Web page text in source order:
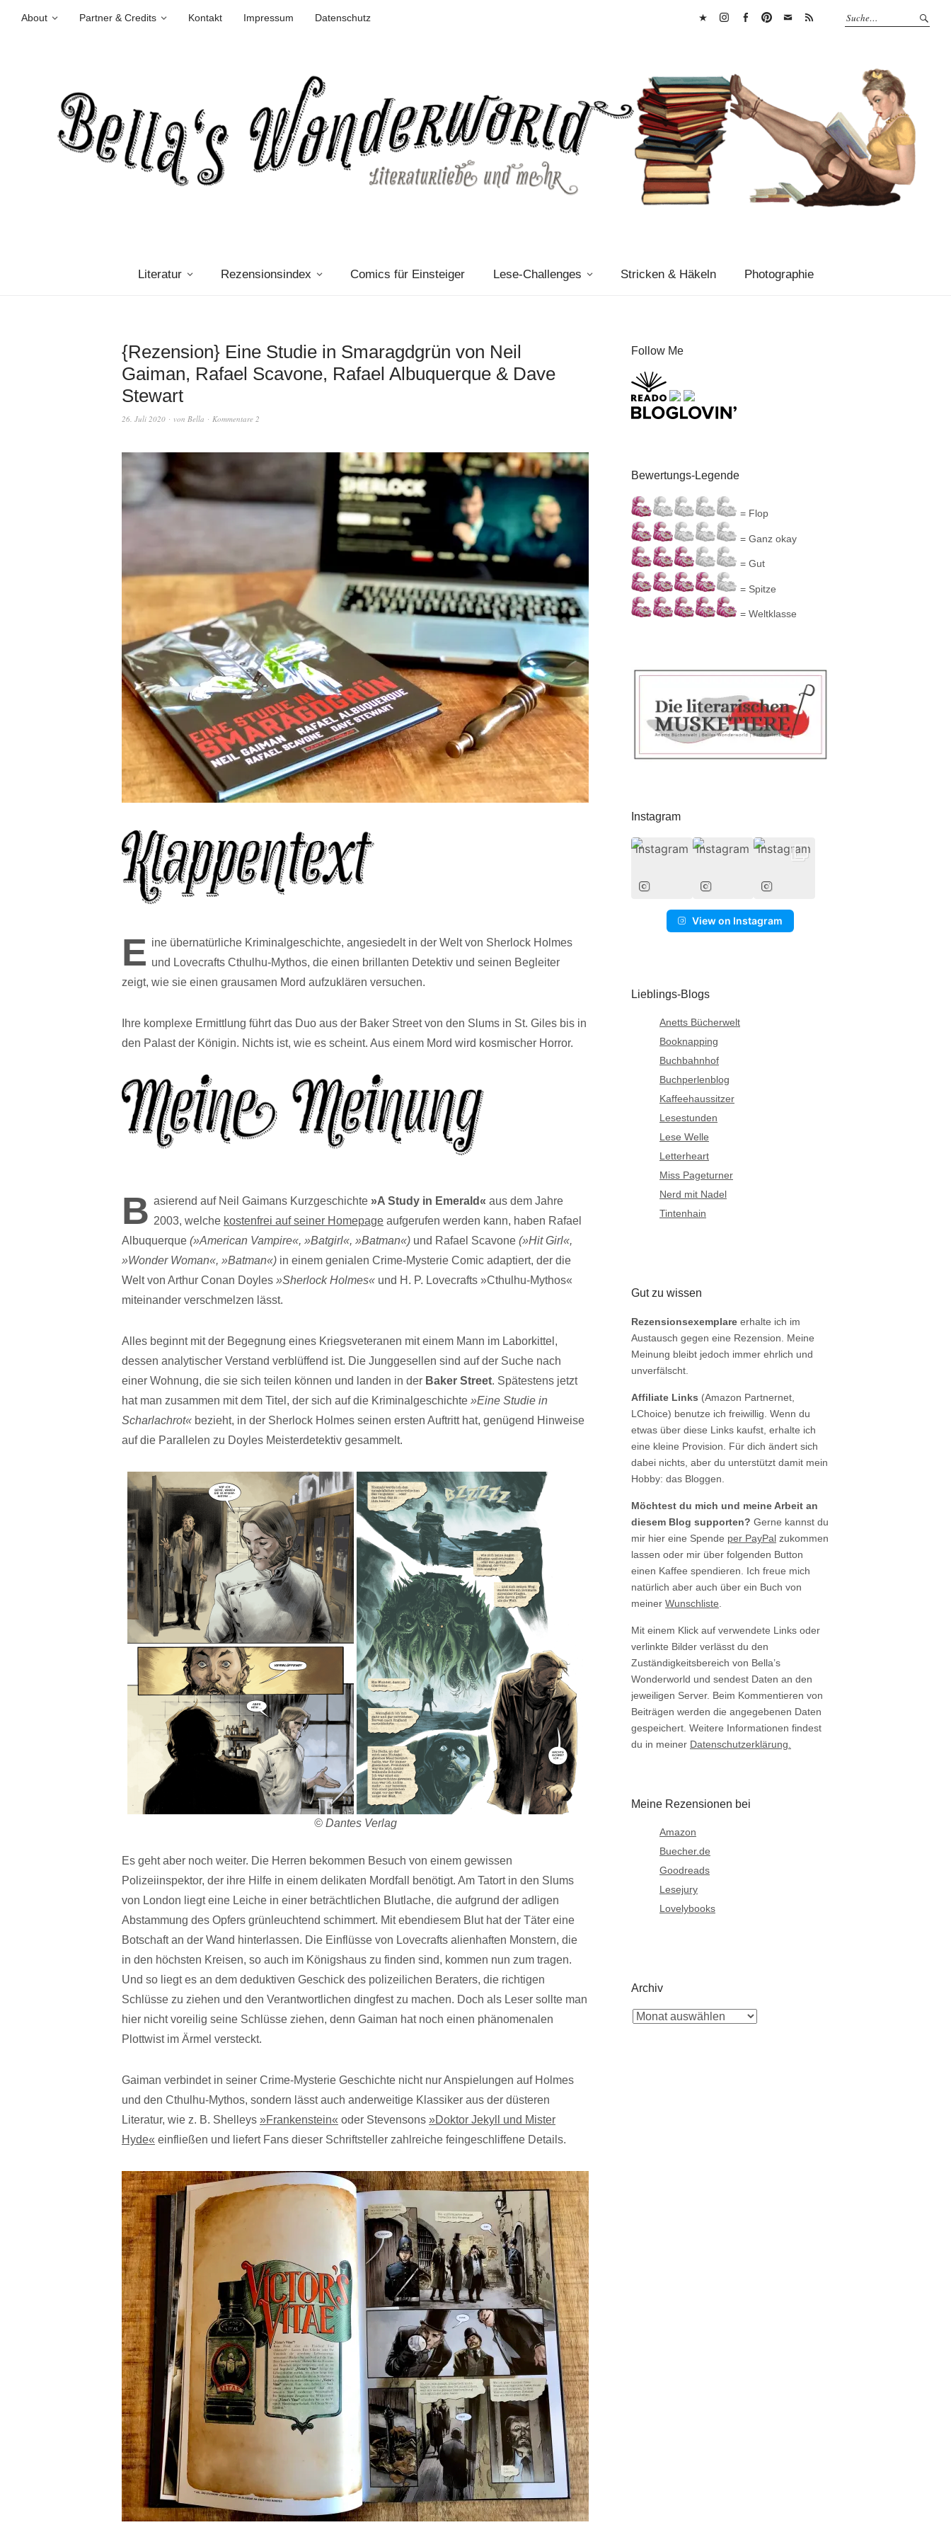
About Partner & Credits Kontakt Impressum
Datenschutz
Literatur Rezensionsindex Comics für Einsteiger Lese-Challenges Stricken & Häkeln Photographie
{Rezension} Eine Studie in Smaragdgrün von Neil
Gaiman, Rafael Scavone, Rafael Albuquerque & Dave
Stewart
26. Juli 2020 von Bella Kommentare 2
E ine übernatürliche Kriminalgeschichte, angesiedelt in der Welt von Sherlock Holmes
und Lovecrafts Cthulhu-Mythos, die einen brillanten Detektiv und seinen Begleiter
zeigt, wie sie einen grausamen Mord aufzuklären versuchen.
Ihre komplexe Ermittlung führt das Duo aus der Baker Street von den Slums in St. Giles bis in
den Palast der Königin. Nichts ist, wie es scheint. Aus einem Mord wird kosmischer Horror.
B asierend auf Neil Gaimans Kurzgeschichte »A Study in Emerald« aus dem Jahre
2003, welche kostenfrei auf seiner Homepage aufgerufen werden kann, haben Rafael
Albuquerque (»American Vampire«, »Batgirl«, »Batman«) und Rafael Scavone (»Hit Girl«,
»Wonder Woman«, »Batman«) in einem genialen Crime-Mysterie Comic adaptiert, der die
Welt von Arthur Conan Doyles »Sherlock Holmes« und H. P. Lovecrafts »Cthulhu-Mythos«
miteinander verschmelzen lässt.
Alles beginnt mit der Begegnung eines Kriegsveteranen mit einem Mann im Laborkittel,
dessen analytischer Verstand verblüffend ist. Die Junggesellen sind auf der Suche nach
einer Wohnung, die sie sich teilen können und landen in der Baker Street. Spätestens jetzt
hat man zusammen mit dem Titel, der sich auf die Kriminalgeschichte »Eine Studie in
Scharlachrot« bezieht, in der Sherlock Holmes seinen ersten Auftritt hat, genügend Hinweise
auf die Parallelen zu Doyles Meisterdetektiv gesammelt.
© Dantes Verlag
Es geht aber noch weiter. Die Herren bekommen Besuch von einem gewissen
Polizeiinspektor, der ihre Hilfe in einem delikaten Mordfall benötigt. Am Tatort in den Slums
von London liegt eine Leiche in einer beträchtlichen Blutlache, die aufgrund der adligen
Abstammung des Opfers grünleuchtend schimmert. Mit ebendiesem Blut hat der Täter eine
Botschaft an der Wand hinterlassen. Die Einflüsse von Lovecrafts alienhaften Monstern, die
in den höchsten Kreisen, so auch im Königshaus zu finden sind, kommen nun zum tragen.
Und so liegt es an dem deduktiven Geschick des polizeilichen Beraters, die richtigen
Schlüsse zu ziehen und den Verantwortlichen dingfest zu machen. Doch als Leser sollte man
hier nicht voreilig seine Schlüsse ziehen, denn Gaiman hat noch einen phänomenalen
Plottwist im Ärmel versteckt.
Gaiman verbindet in seiner Crime-Mysterie Geschichte nicht nur Anspielungen auf Holmes
und den Cthulhu-Mythos, sondern lässt auch anderweitige Klassiker aus der düsteren
Literatur, wie z. B. Shelleys »Frankenstein« oder Stevensons »Doktor Jekyll und Mister
Hyde« einfließen und liefert Fans dieser Schriftsteller zahlreiche feingeschliffene Details.
Follow Me
Bewertungs-Legende
= Flop
= Ganz okay
= Gut
= Spitze
= Weltklasse
Instagram
View on Instagram
Lieblings-Blogs
Anetts Bücherwelt
Booknapping
Buchbahnhof
Buchperlenblog
Kaffeehaussitzer
Lesestunden
Lese Welle
Letterheart
Miss Pageturner
Nerd mit Nadel
Tintenhain
Gut zu wissen
Rezensionsexemplare erhalte ich im
Austausch gegen eine Rezension. Meine
Meinung bleibt jedoch immer ehrlich und
unverfälscht.
Affiliate Links (Amazon Partnernet,
LChoice) benutze ich freiwillig. Wenn du
etwas über diese Links kaufst, erhalte ich
eine kleine Provision. Für dich ändert sich
dabei nichts, aber du unterstützt damit mein
Hobby: das Bloggen.
Möchtest du mich und meine Arbeit an
diesem Blog supporten? Gerne kannst du
mir hier eine Spende per PayPal zukommen
lassen oder mir über folgenden Button
einen Kaffee spendieren. Ich freue mich
natürlich aber auch über ein Buch von
meiner Wunschliste
Mit einem Klick auf verwendete Links oder
verlinkte Bilder verlässt du den
Zuständigkeitsbereich von Bella’s
Wonderworld und sendest Daten an den
jeweiligen Server. Beim Kommentieren von
Beiträgen werden die angegebenen Daten
gespeichert. Weitere Informationen findest
du in meiner Datenschutzerklärung.
Meine Rezensionen bei
Amazon
Buecher.de
Goodreads
Lesejury
Lovelybooks
Archiv